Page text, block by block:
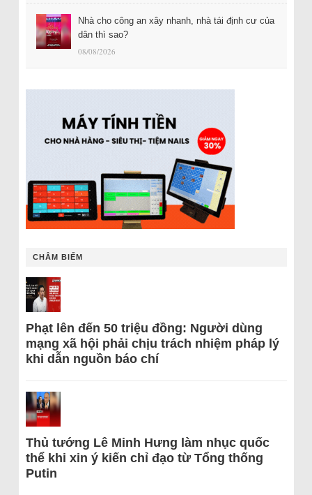
Nhà cho công an xây nhanh, nhà tái định cư của
dân thì sao?
08/08/2026
CHÂM BIẾM
Phạt lên đến 50 triệu đồng: Người dùng
mạng xã hội phải chịu trách nhiệm pháp lý
khi dẫn nguồn báo chí
Thủ tướng Lê Minh Hưng làm nhục quốc
thể khi xin ý kiến chỉ đạo từ Tổng thống
Putin